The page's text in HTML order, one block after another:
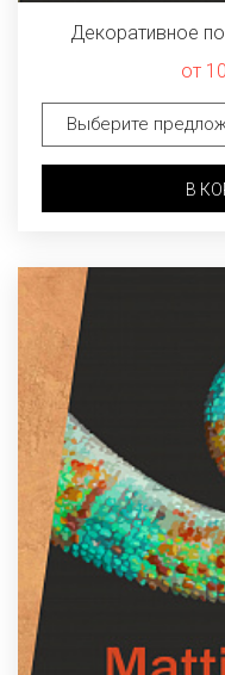
Декоративное
от
В